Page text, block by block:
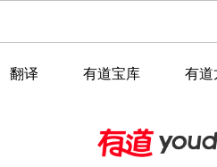
翻译 有道宝库 有道